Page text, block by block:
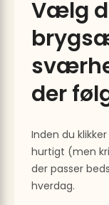
Vælg
der
Inden du
hurtigt (men
der passer
hverdag.